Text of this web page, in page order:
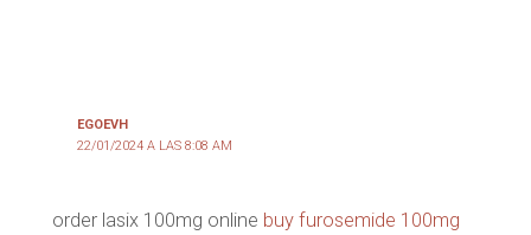
EGOEVH
22/01/2024 A LAS 8:08 AM
order lasix 100mg online buy furosemide 100mg